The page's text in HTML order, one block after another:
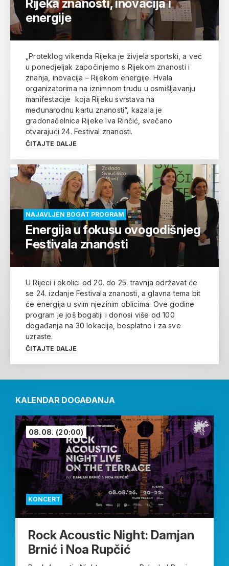
Rijeka znanosti, inovacija i
energije
„Proteklog vikenda Rijeka je živjela sportski, a već
u ponedjeljak započinjemo s Rijekom znanosti i
znanja, inovacija – Rijekom energije. Hvala
organizatorima na iznimnom trudu u osmišljavanju
manifestacije koja Rijeku svrstava na
međunarodnu kartu znanosti“, kazala je
gradonačelnica Rijeke Iva Rinčić, svečano
otvarajući 24. Festival znanosti.
ČITAJTE DALJE
NAJAVLJEN BOGAT PROGRAM
Energija u fokusu ovogodišnjeg
Festivala znanosti
U Rijeci i okolici od 20. do 25. travnja održavat će
se 24. izdanje Festivala znanosti, a glavna tema bit
će energija u svim njezinim oblicima. Ove godine
program je još bogatiji i donosi više od 100
događanja na 30 lokacija, besplatno i za sve
uzraste.
ČITAJTE DALJE
KALENDAR DOGAĐANJA
KONCERT
08.08. (20:00)
Rock Acoustic Night: Damjan
Brnić i Noa Rupčić